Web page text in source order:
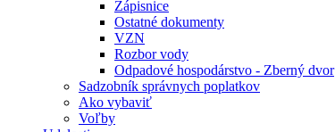
Zápisnice
Ostatné dokumenty
VZN
Rozbor vody
Odpadové hospodárstvo - Zberný dvor
Sadzobník správnych poplatkov
Ako vybaviť
Voľby